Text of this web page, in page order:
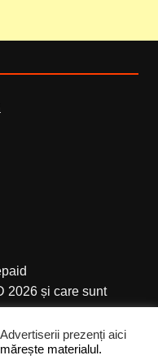
2026 și care sunt
prezenți aici
materialul.